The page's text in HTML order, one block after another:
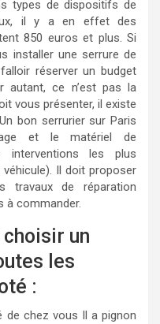
types de dispositifs de
il y a en effet des
850 euros et plus. Si
installer une serrure de
réserver un budget
autant, ce n’est pas la
vous présenter, il existe
bon serrurier sur Paris
et le matériel de
interventions les plus
Il doit proposer
travaux de réparation
à commander.
un
les
:
de chez vous Il a pignon